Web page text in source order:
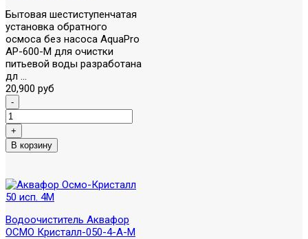
Бытовая шестиступенчатая
установка обратного
осмоса без насоса AquaPro
AP-600-M для очистки
питьевой воды разработана
дл ...
20,900 руб
Водоочиститель Аквафор
ОСМО Кристалл-050-4-А-М